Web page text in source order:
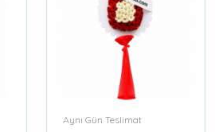
Aynı Gün Teslimat